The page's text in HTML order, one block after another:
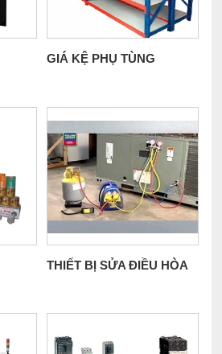
GIÁ KỆ PHỤ TÙNG
THIẾT BỊ SỬA ĐIỀU HÒA